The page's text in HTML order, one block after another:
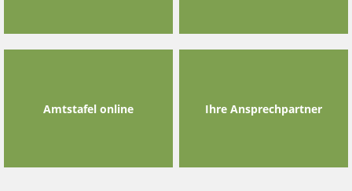
Amtstafel online Ihre Ansprechpartner